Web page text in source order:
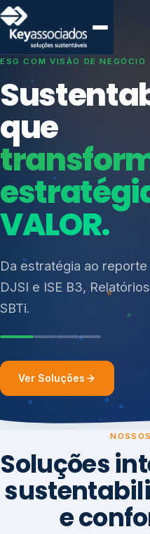
SISTEMAS DE GESTÃO
protege
negócio.
Consultoria, auditoria e
ISO 27701, ISO 42001,
resíduos sólidos (PGRS/
Índices de Mercado
Mudanças Climáticas
Reputação e Cadeia
Reporte Regulatório
Ver Soluções
Soluções
e